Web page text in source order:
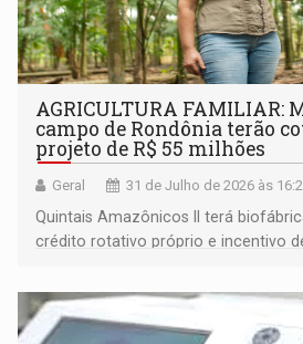
AGRICULTURA FAMILIAR:
campo de Rondônia terão
projeto de R$ 55 milhões
Geral 31 de Julho de 2026 às
Quintais Amazônicos II terá
crédito rotativo próprio e incentivo
receberão recursos primeiro